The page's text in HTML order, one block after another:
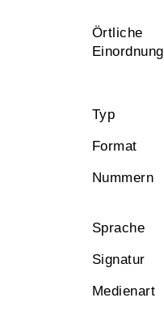
Örtliche
Einordnung
Typ
Format
Nummern
Sprache
Signatur
Medienart